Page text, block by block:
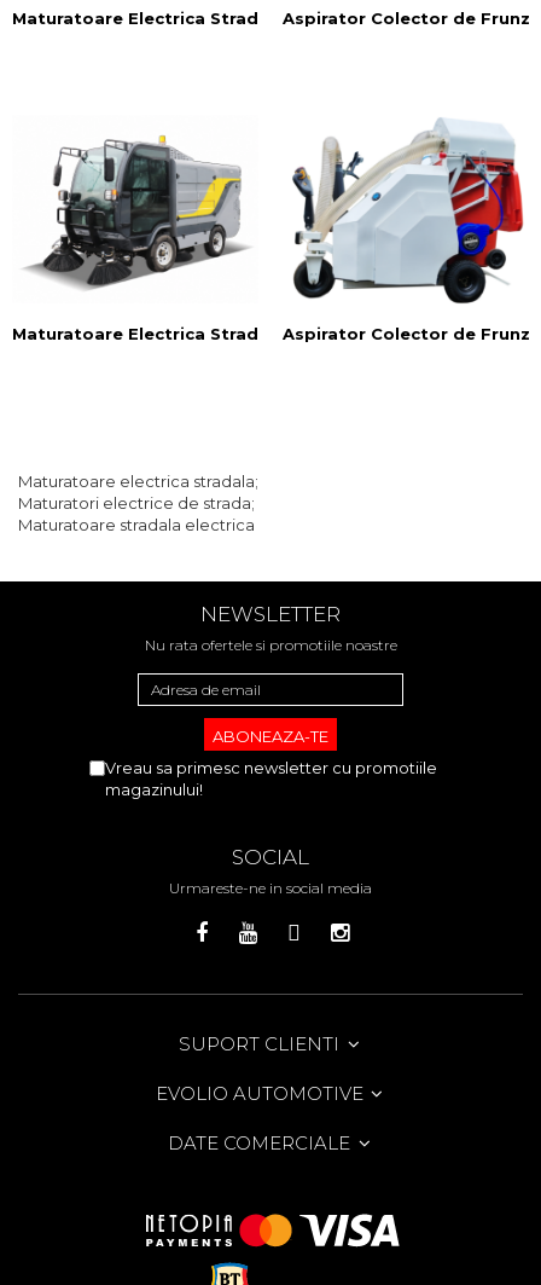
Maturatoare Electrica Stradala CS60Aspirator Colector de
Maturatoare Electrica Stradala CS25Aspirator Colector de
Maturatoare electrica stradala;
Maturatori electrice de strada;
Maturatoare stradala electrica
NEWSLETTER
Nu rata ofertele si promotiile noastre
Vreau sa primesc newsletter cu promotiile
magazinului!
SOCIAL
Urmareste-ne in social media
SUPORT CLIENTI
EVOLIO AUTOMOTIVE
DATE COMERCIALE